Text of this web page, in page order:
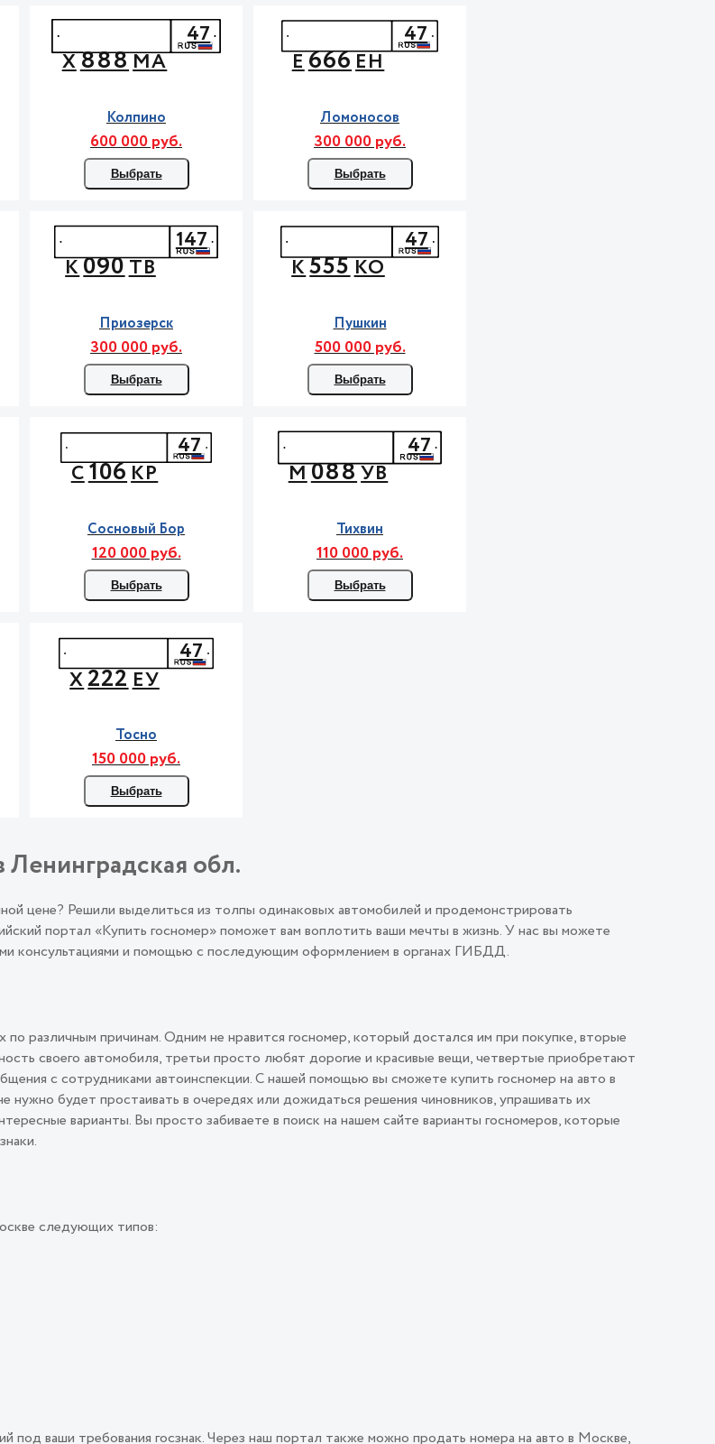
Х888МА
47
Колпино
600 000 руб.
Выбрать
Е666ЕН
47
Ломоносов
300 000 руб.
Выбрать
К090ТВ
147
Приозерск
300 000 руб.
Выбрать
К555КО
47
Пушкин
500 000 руб.
Выбрать
С106КР
47
Сосновый Бор
120 000 руб.
Выбрать
М088УВ
47
Тихвин
110 000 руб.
Выбрать
Х222ЕУ
47
Тосно
150 000 руб.
Выбрать
Ленинградская обл.
цене? Решили выделиться из толпы одинаковых автомобилей и продемонстрировать
портал «Купить госномер» поможет вам воплотить ваши мечты в жизнь. У нас вы можете
консультациями и помощью с последующим оформлением в органах ГИБДД.
различным причинам. Одним не нравится госномер, который достался им при покупке, вторые
своего автомобиля, третьи просто любят дорогие и красивые вещи, четвертые приобретают
с сотрудниками автоинспекции. С нашей помощью вы сможете купить госномер на авто в
будет простаивать в очередях или дожидаться решения чиновников, упрашивать их
варианты. Вы просто забиваете в поиск на нашем сайте варианты госномеров, которые
следующих типов:
ваши требования госзнак. Через наш портал также можно продать номера на авто в Москве,